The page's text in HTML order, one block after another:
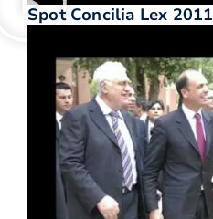
Spot Concilia Lex 2011